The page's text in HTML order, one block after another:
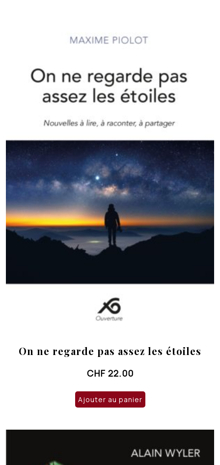
On ne regarde pas assez les étoiles
CHF 22.00
Ajouter au panier